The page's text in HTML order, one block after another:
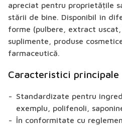
apreciat pentru proprietățile
stării de bine. Disponibil în
forme (pulbere, extract
suplimente, produse
farmaceutică.
Caracteristici principale
Standardizate pentru
exemplu, polifenoli,
În conformitate cu